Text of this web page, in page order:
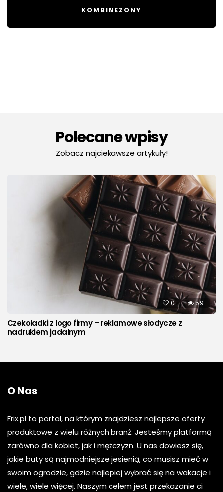
KOMBINEZONY
Polecane wpisy
Zobacz najciekawsze artykuły!
0 59
Czekoladki z logo firmy – reklamowe słodycze z
nadrukiem jadalnym
O Nas
Frix.pl to portal, na którym znajdziesz najlepsze oferty
produktowe z wielu różnych branż. Jesteśmy platformą
zarówno dla kobiet, jak i mężczyzn. U nas dowiesz się,
jakie buty są najmodniejsze jesienią, co musisz mieć w
swoim ogrodzie, gdzie najlepiej wybrać się na wakacje i
wiele, wiele więcej. Naszym celem jest przekazanie ci